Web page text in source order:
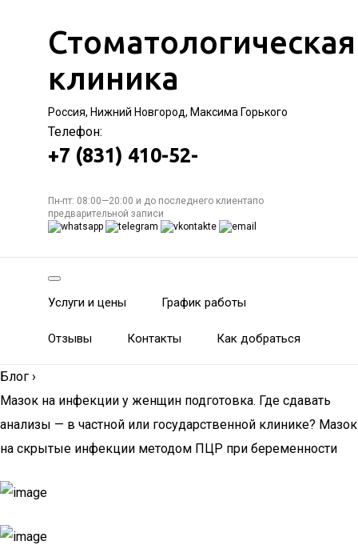
Стоматологическая
клиника
Россия, Нижний Новгород, Максима Горького
Телефон:
+7 (831) 410-52-
Пн-пт: 08:00—20:00 и до последнего клиентапо
предварительной записи
Услуги и цены График работы
Отзывы Контакты Как добраться
Блог ›
Мазок на инфекции у женщин подготовка. Где сдавать
анализы — в частной или государственной клинике? Мазок
на скрытые инфекции методом ПЦР при беременности